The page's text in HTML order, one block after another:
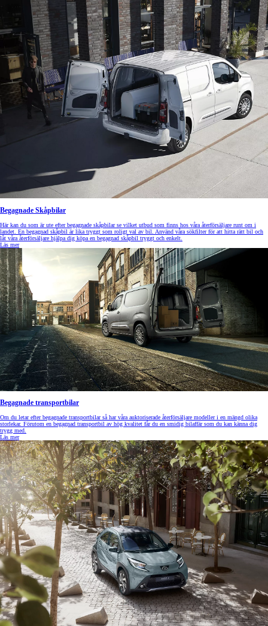
Begagnade Skåpbilar
Här kan du som är ute efter begagnade skåpbilar se vilket utbud som finns hos våra återförsäljare runt om i
landet. En begagnad skåpbil är lika tryggt som roligt val av bil. Använd våra sökfilter för att hitta rätt bil och
låt våra återförsäljare hjälpa dig köpa en begagnad skåpbil tryggt och enkelt.
Läs mer
Begagnade transportbilar
Om du letar efter begagnade transportbilar så har våra auktoriserade återförsäljare modeller i en mängd olika
storlekar. Förutom en begagnad transportbil av hög kvalitet får du en smidig bilaffär som du kan känna dig
trygg med.
Läs mer